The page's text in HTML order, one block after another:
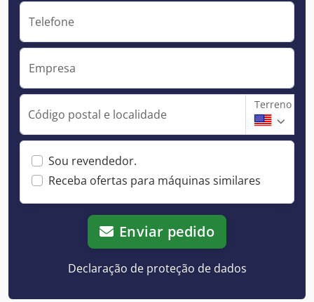
Telefone
Empresa
Código postal e localidade
Terreno
Sou revendedor.
Receba ofertas para máquinas similares
Enviar pedido
Declaração de proteção de dados